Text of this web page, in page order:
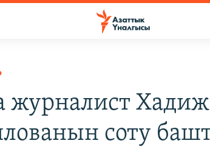
журналист
соту